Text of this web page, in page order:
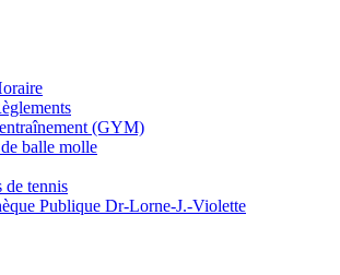
(GYM)
balle molle
de tennis
Publique Dr-Lorne-J.-Violette